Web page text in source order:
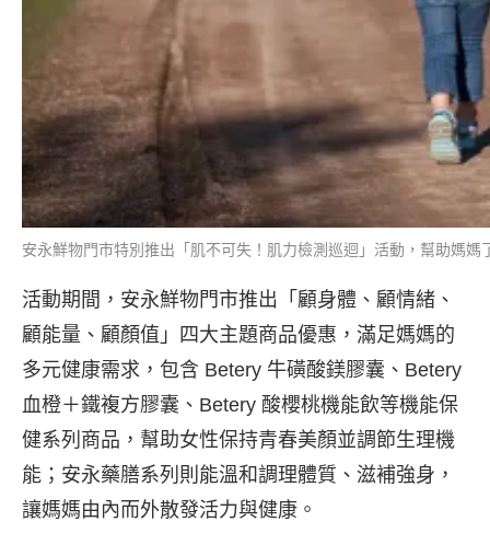
安永鮮物門市特別推出「肌不可失！肌力檢測巡迴」活動，幫助媽媽
活動期間，安永鮮物門市推出「顧身體、顧情緒、
顧能量、顧顏值」四大主題商品優惠，滿足媽媽的
多元健康需求，包含 Betery 牛磺酸鎂膠囊、Betery
血橙＋鐵複方膠囊、Betery 酸櫻桃機能飲等機能保
健系列商品，幫助女性保持青春美顏並調節生理機
能；安永藥膳系列則能溫和調理體質、滋補強身，
讓媽媽由內而外散發活力與健康。